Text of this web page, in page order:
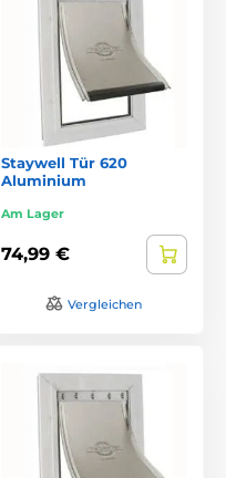
Staywell Tür 620
Aluminium
Am Lager
74,99 €
Vergleichen